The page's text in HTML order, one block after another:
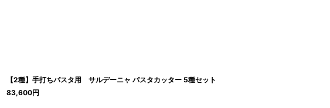
【2種】手打ちパスタ用 サルデーニャ パスタカッター 5種セット
83,600円